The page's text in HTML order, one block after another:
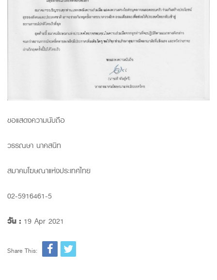
ขอแสดงความนับถือ
วรรณษา นาคสนิท
สมาคมโฆษณาแห่งประเทศไทย
02-5916461-5
วัน : 19 Apr 2021
Share This: